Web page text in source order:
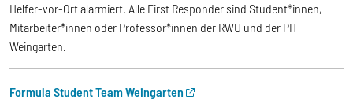
Helfer-vor-Ort alarmiert. Alle First Responder sind Student*innen,
Mitarbeiter*innen oder Professor*innen der RWU und der PH
Weingarten.
Formula Student Team Weingarten